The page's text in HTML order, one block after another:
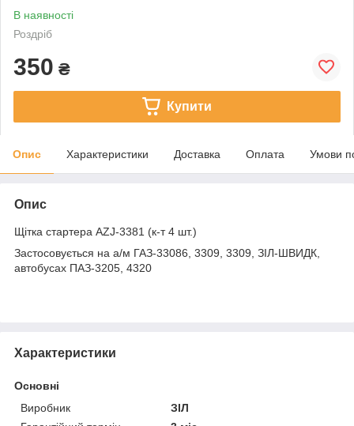
В наявності
Роздріб
350 ₴
Купити
Опис Характеристики Доставка Оплата Умови
Опис
Щітка стартера AZJ-3381 (к-т 4 шт.)
Застосовується на а/м ГАЗ-33086, 3309, 3309, ЗІЛ-ШВИДК,
автобусах ПАЗ-3205, 4320
Характеристики
Основні
Виробник
ЗІЛ